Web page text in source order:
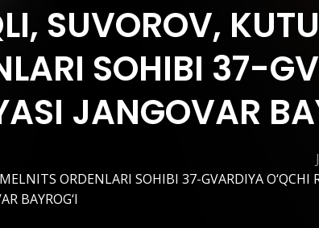
SUVOROV,
SOHIBI 37-
JANGOVAR
ORDENLARI SOHIBI 37-GVARDIYA O‘QCHI
BAYROG‘I